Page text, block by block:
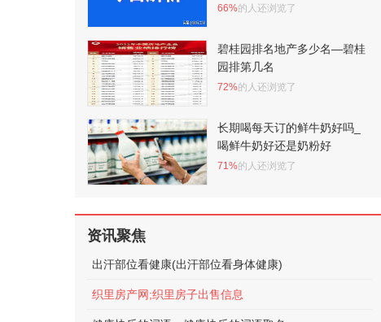
66%的人还浏览了
碧桂园排名地产多少名—碧桂
园排第几名
72%的人还浏览了
长期喝每天订的鲜牛奶好吗_
喝鲜牛奶好还是奶粉好
71%的人还浏览了
资讯聚焦
出汗部位看健康(出汗部位看身体健康)
织里房产网;织里房子出售信息